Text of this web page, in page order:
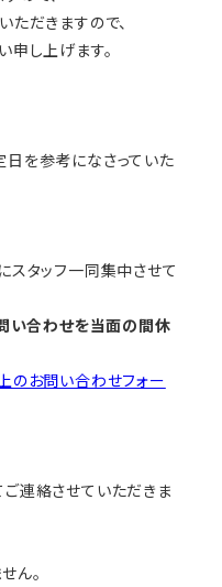
ただきますので、
申し上げます。
を参考になさっていた
スタッフ一同集中させて
い合わせを当面の間休
のお問い合わせフォー
連絡させていただきま
ん。